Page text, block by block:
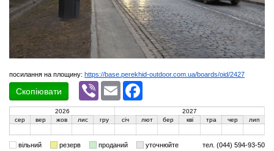
посилання на площину: https://base.perekhid-outdoor.com.ua/boards/oid/2427
Скопіювати
Viber Email
2026
2027
сер
вер жов лис гру січ лют бер кві тра чер лип
вільний резерв проданий уточнюйте
тел. (044) 594-93-50